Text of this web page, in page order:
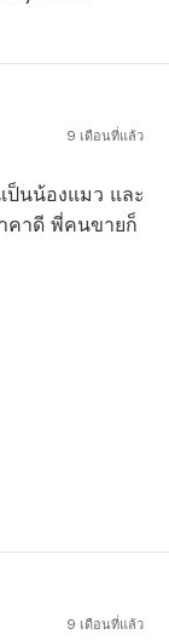
9 เดือนที่แล้ว
ป็นน้องแมว และ
คาดี พี่คนขายก็
9 เดือนที่แล้ว